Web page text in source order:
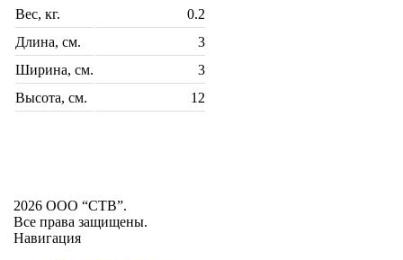
Вес, кг.
0.2
Длина, см.
3
Ширина, см.
3
Высота, см.
12
2026 ООО “СТВ”.
Все права защищены.
Навигация